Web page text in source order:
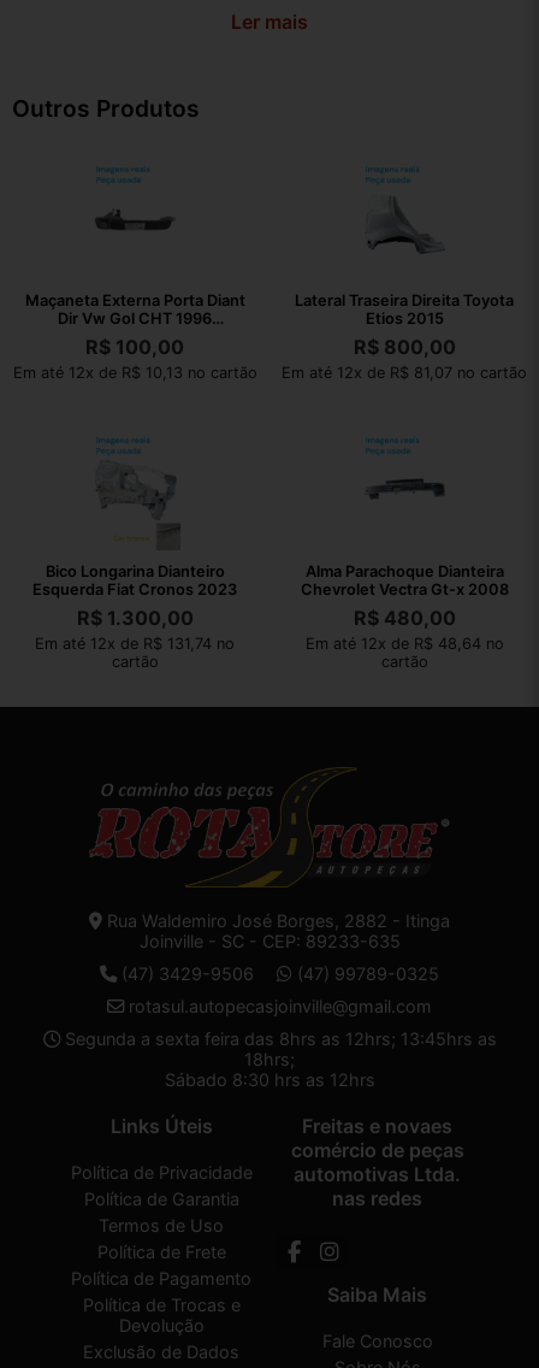
Ler mais
Outros Produtos
Maçaneta Externa Porta Diant
Dir Vw Gol CHT 1996
377837205
R$ 100,00
Em até 12x de R$ 10,13 no cartão
Lateral Traseira Direita Toyota
Etios 2015
R$800,00
Em até 12x de R$ 81,07 no cartão
Bico Longarina Dianteiro
Esquerda Fiat Cronos 2023
R$1.300,00
Em até 12x de R$ 131,74 no
cartão
Alma Parachoque Dianteira
Chevrolet Vectra Gt-x 2008
R$480,00
Em até 12x de R$ 48,64 no
cartão
Rua Waldemiro José Borges, 2882 - Itinga
Joinville - SC - CEP: 89233-635
(47) 3429-9506
(47) 99789-0325
rotasul.autopecasjoinville@gmail.com
Segunda a sexta feira das 8hrs as 12hrs; 13:45hrs as
18hrs;
Sábado 8:30 hrs as 12hrs
Links Úteis
Política de Privacidade
Política de Garantia
Termos de Uso
Política de Frete
Política de Pagamento
Política de Trocas e
Devolução
Exclusão de Dados
Freitas e novaes
comércio de peças
automotivas Ltda.
nas redes
Saiba Mais
Fale Conosco